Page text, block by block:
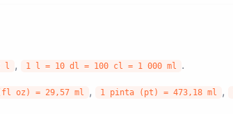
l , 1 l = 10 dl = 100 cl = 1 000 ml
.
oz) = 29,57 ml , 1 pinta (pt) = 473,18 ml ,